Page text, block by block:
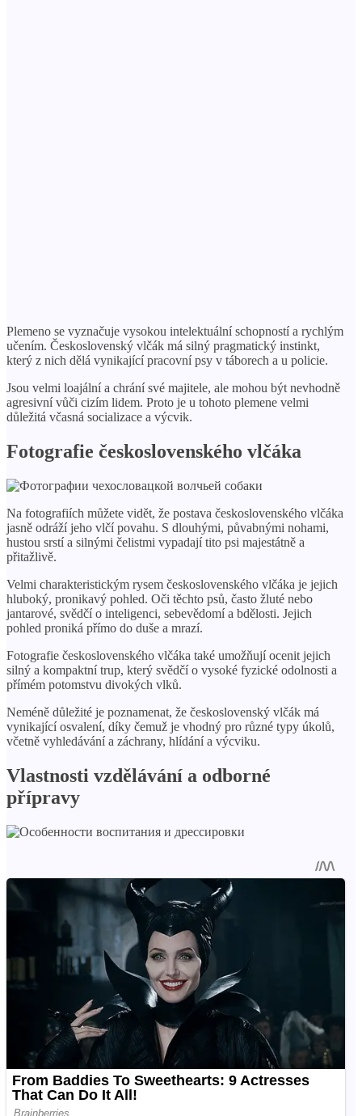
Plemeno se vyznačuje vysokou intelektuální schopností a rychlým
učením. Československý vlčák má silný pragmatický instinkt,
který z nich dělá vynikající pracovní psy v táborech a u policie.
Jsou velmi loajální a chrání své majitele, ale mohou být nevhodně
agresivní vůči cizím lidem. Proto je u tohoto plemene velmi
důležitá včasná socializace a výcvik.
Fotografie československého vlčáka
Na fotografiích můžete vidět, že postava československého vlčáka
jasně odráží jeho vlčí povahu. S dlouhými, půvabnými nohami,
hustou srstí a silnými čelistmi vypadají tito psi majestátně a
přitažlivě.
Velmi charakteristickým rysem československého vlčáka je jejich
hluboký, pronikavý pohled. Oči těchto psů, často žluté nebo
jantarové, svědčí o inteligenci, sebevědomí a bdělosti. Jejich
pohled proniká přímo do duše a mrazí.
Fotografie československého vlčáka také umožňují ocenit jejich
silný a kompaktní trup, který svědčí o vysoké fyzické odolnosti a
přímém potomstvu divokých vlků.
Neméně důležité je poznamenat, že československý vlčák má
vynikající osvalení, díky čemuž je vhodný pro různé typy úkolů,
včetně vyhledávání a záchrany, hlídání a výcviku.
Vlastnosti vzdělávání a odborné
přípravy